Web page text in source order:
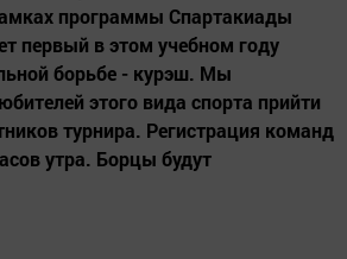
программы Спартакиады
первый в этом учебном году
борьбе - курэш. Мы
этого вида спорта прийти
турнира. Регистрация команд
утра. Борцы будут